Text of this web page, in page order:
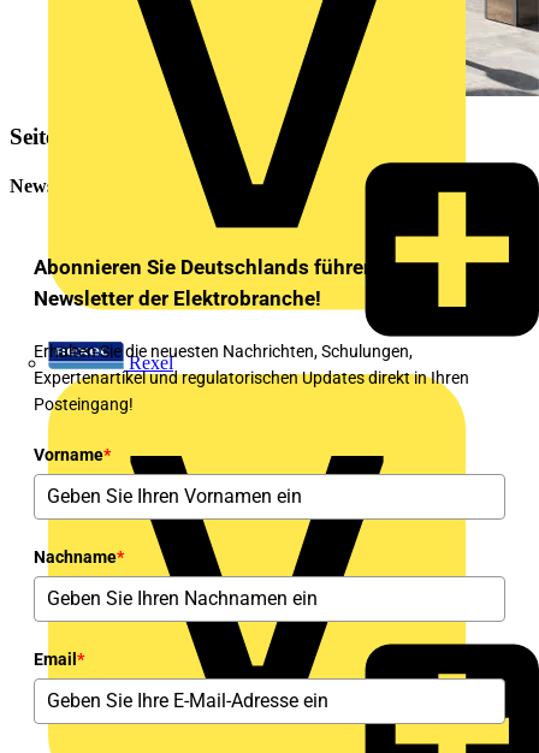
Rexel
Seitenleiste
Newsletter
Abonnieren Sie Deutschlands führenden
Newsletter der Elektrobranche!
Erhalten Sie die neuesten Nachrichten, Schulungen,
Expertenartikel und regulatorischen Updates direkt in Ihren
Posteingang!
Vorname*
Nachname*
Email *